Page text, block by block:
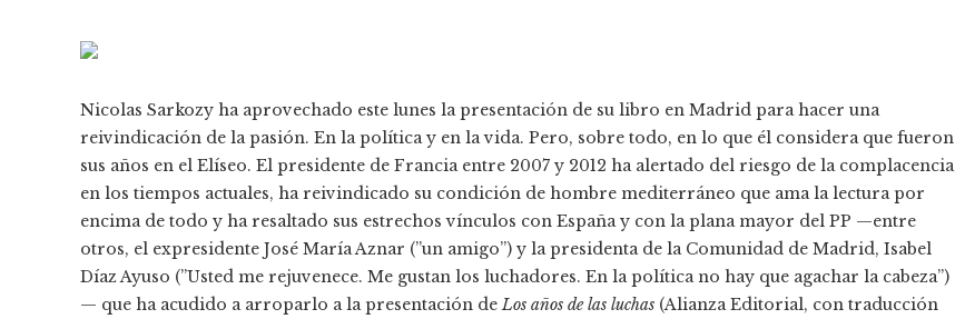
Nicolas Sarkozy ha aprovechado este lunes la presentación de su libro en Madrid para hacer una
reivindicación de la pasión. En la política y en la vida. Pero, sobre todo, en lo que él considera que fueron
sus años en el Elíseo. El presidente de Francia entre 2007 y 2012 ha alertado del riesgo de la complacencia
en los tiempos actuales, ha reivindicado su condición de hombre mediterráneo que ama la lectura por
encima de todo y ha resaltado sus estrechos vínculos con España y con la plana mayor del PP —entre
otros, el expresidente José María Aznar (”un amigo”) y la presidenta de la Comunidad de Madrid, Isabel
Díaz Ayuso (”Usted me rejuvenece. Me gustan los luchadores. En la política no hay que agachar la cabeza”)
— que ha acudido a arroparlo a la presentación deLos años de las luchas (Alianza Editorial, con traducción